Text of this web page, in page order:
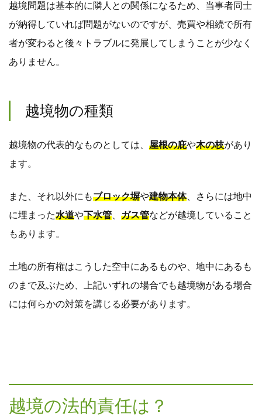
越境問題は基本的に隣人との関係になるため、当事者同士
が納得していれば問題がないのですが、売買や相続で所有
者が変わると後々トラブルに発展してしまうことが少なく
ありません。
越境物の種類
越境物の代表的なものとしては、 屋根の庇や木の枝があり
ます。
また、それ以外にもブロック塀や建物本体、さらには地中
に埋まった水道や下水管 ガス管などが越境していること
もあります。
土地の所有権はこうした空中にあるものや、地中にあるも
のまで及ぶため、上記いずれの場合でも越境物がある場合
には何らかの対策を講じる必要があります。
越境の法的責任は？